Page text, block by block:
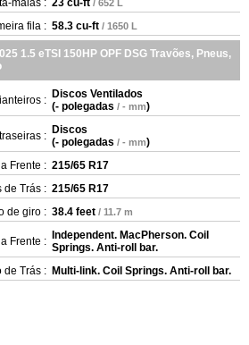
/ 652 L
fila : 58.3 cu-ft / 1650 L
1.5 eTSI 150HP OPF DSG Travões, Pneus,
: Discos Ventilados
(- polegadas / - mm)
: Discos
(- polegadas / - mm)
Frente : 215/65 R17
de Trás : 215/65 R17
de giro : 38.4 feet / 11.7 m
Frente : Independent. MacPherson. Coil
Springs. Anti-roll bar.
de Trás : Multi-link. Coil Springs. Anti-roll bar.